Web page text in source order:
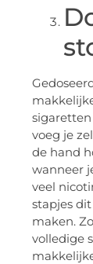
sigaretten
voeg je
de hand
wanneer
veel
stapjes
maken.
volledige